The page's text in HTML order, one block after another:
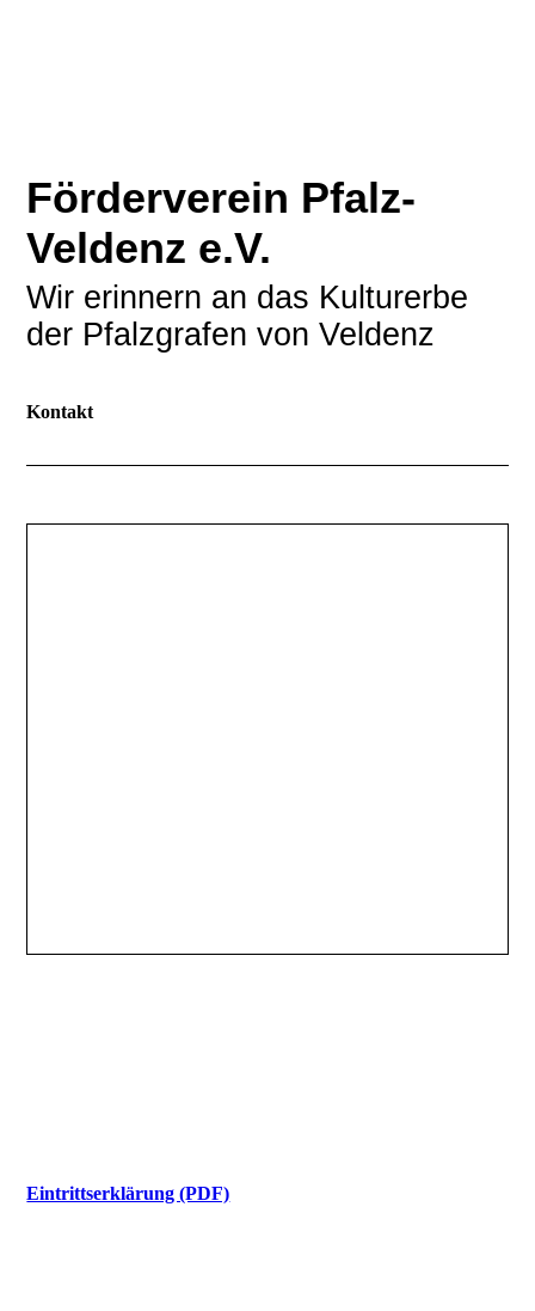
Förderverein Pfalz-
Veldenz e.V.
Wir erinnern an das Kulturerbe
der Pfalzgrafen von Veldenz
Kontakt
Eintrittserklärung (PDF)